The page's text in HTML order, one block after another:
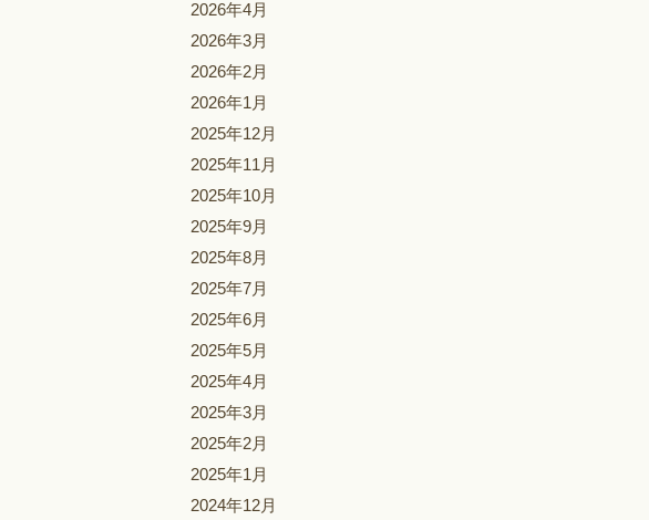
2026年4月
2026年3月
2026年2月
2026年1月
2025年12月
2025年11月
2025年10月
2025年9月
2025年8月
2025年7月
2025年6月
2025年5月
2025年4月
2025年3月
2025年2月
2025年1月
2024年12月